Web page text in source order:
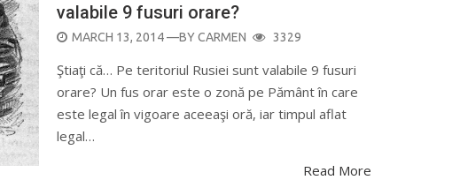
valabile 9 fusuri orare?
POSTED
MARCH 13, 2014—BYCARMEN 3329
Ştiaţi că… Pe teritoriul Rusiei sunt valabile 9 fusuri
orare? Un fus orar este o zonă pe Pământ în care
este legal în vigoare aceeaşi oră, iar timpul aflat
legal…
Read More